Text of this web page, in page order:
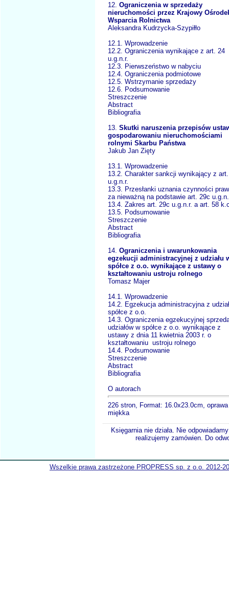
12. Ograniczenia w sprzedaży
nieruchomości przez Krajowy
Wsparcia Rolnictwa
Aleksandra Kudrzycka-Szypiłło
12.1. Wprowadzenie
12.2. Ograniczenia wynikające z art. 24
u.g.n.r.
12.3. Pierwszeństwo w nabyciu
12.4. Ograniczenia podmiotowe
12.5. Wstrzymanie sprzedaży
12.6. Podsumowanie
Streszczenie
Abstract
Bibliografia
13. Skutki naruszenia przepisów
gospodarowaniu nieruchomościami
rolnymi Skarbu Państwa
Jakub Jan Zięty
13.1. Wprowadzenie
13.2. Charakter sankcji wynikający z
u.g.n.r.
13.3. Przesłanki uznania czynności
za nieważną na podstawie art. 29c
13.4. Zakres art. 29c u.g.n.r. a art. 58
13.5. Podsumowanie
Streszczenie
Abstract
Bibliografia
14. Ograniczenia i uwarunkowania
egzekucji administracyjnej z udziału
spółce z o.o. wynikające z ustawy o
kształtowaniu ustroju rolnego
Tomasz Majer
14.1. Wprowadzenie
14.2. Egzekucja administracyjna z
spółce z o.o.
14.3. Ograniczenia egzekucyjnej
udziałów w spółce z o.o. wynikające z
ustawy z dnia 11 kwietnia 2003 r. o
kształtowaniu ustroju rolnego
14.4. Podsumowanie
Streszczenie
Abstract
Bibliografia
O autorach
226 stron, Format: 16.0x23.0cm, oprawa
miękka
Księgarnia nie działa. Nie
realizujemy zamówien. Do
Wszelkie prawa zastrzeżone PROPRESS sp. z o.o. 2012-